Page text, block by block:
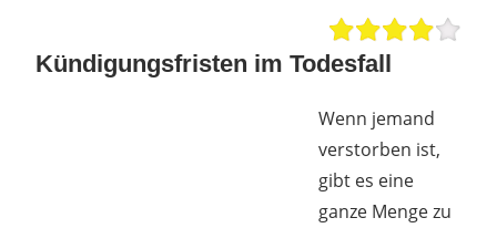
Kündigungsfristen im Todesfall
Wenn jemand
verstorben ist,
gibt es eine
ganze Menge zu